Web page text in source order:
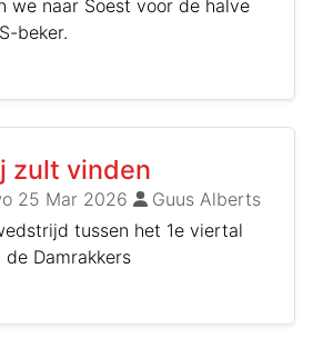
we naar Soest voor de halve
beker.
zult vinden
25 Mar 2026
Guus Alberts
tussen het 1e viertal
de Damrakkers